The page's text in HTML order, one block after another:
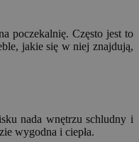
poczekalnię. Często jest to
jakie się w niej znajdują,
nada wnętrzu schludny i
wygodna i ciepła.